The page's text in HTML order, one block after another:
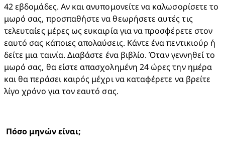
42 εβδομάδες. Αν και ανυπομονείτε να καλωσορίσετε το
μωρό σας, προσπαθήστε να θεωρήσετε αυτές τις
τελευταίες μέρες ως ευκαιρία για να προσφέρετε στον
εαυτό σας κάποιες απολαύσεις. Κάντε ένα πεντικιούρ ή
δείτε μια ταινία. Διαβάστε ένα βιβλίο. Όταν γεννηθεί το
μωρό σας, θα είστε απασχολημένη 24 ώρες την ημέρα
και θα περάσει καιρός μέχρι να καταφέρετε να βρείτε
λίγο χρόνο για τον εαυτό σας.